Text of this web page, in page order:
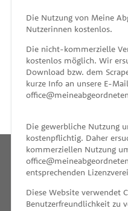
MEINE
Die Nutzung von Meine
Nutzerinnen kostenlos.
Die nicht-kommerzielle
kostenlos möglich. Wir
Download bzw. dem
kurze Info an unsere E-
Die gewerbliche Nutzung
kostenpflichtig. Daher
kommerziellen Nutzung
entsprechenden
Diese Website verwendet
Benutzerfreundlichkeit zu